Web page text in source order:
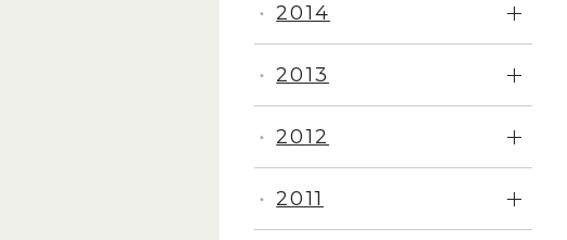
・ 2011
・ 2012
・ 2013
・ 2014